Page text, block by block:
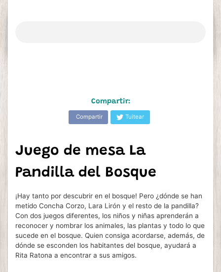
Compartir:
Compartir Tuitear
Juego de mesa La
Pandilla del Bosque
¡Hay tanto por descubrir en el bosque! Pero ¿dónde se han
metido Concha Corzo, Lara Lirón y el resto de la pandilla?
Con dos juegos diferentes, los niños y niñas aprenderán a
reconocer y nombrar los animales, las plantas y todo lo que
sucede en el bosque. Quien consiga acordarse, además, de
dónde se esconden los habitantes del bosque, ayudará a
Rita Ratona a encontrar a sus amigos.